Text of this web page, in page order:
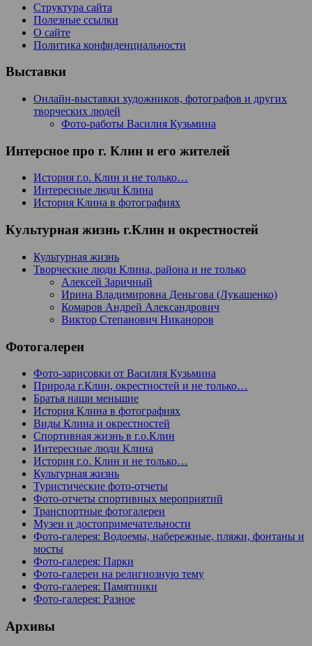
Структура сайта
Полезные ссылки
О сайте
Политика конфиденциальности
Выставки
Онлайн-выставки художников, фотографов и других
творческих людей
Фото-работы Василия Кузьмина
Интерсное про г. Клин и его жителей
История г.о. Клин и не только…
Интересные люди Клина
История Клина в фотографиях
Культурная жизнь г.Клин и окрестностей
Культурная жизнь
Творческие люди Клина, района и не только
Алексей Заричный
Ирина Владимировна Деньгова (Лукашенко)
Комаров Андрей Александрович
Виктор Степанович Никаноров
Фотогалереи
Фото-зарисовки от Василия Кузьмина
Природа г.Клин, окрестностей и не только…
Братья наши меньшие
История Клина в фотографиях
Виды Клина и окрестностей
Спортивная жизнь в г.о.Клин
Интересные люди Клина
История г.о. Клин и не только…
Культурная жизнь
Туристические фото-отчеты
Фото-отчеты спортивных мероприятий
Транспортные фотогалереи
Музеи и достопримечательности
Фото-галерея: Водоемы, набережные, пляжи, фонтаны и
мосты
Фото-галерея: Парки
Фото-галереи на религиозную тему
Фото-галерея: Памятники
Фото-галерея: Разное
Архивы